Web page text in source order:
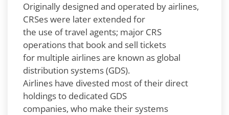
Originally designed and operated by airlines,
CRSes were later extended for
the use of travel agents; major CRS
operations that book and sell tickets
for multiple airlines are known as global
distribution systems (GDS).
Airlines have divested most of their direct
holdings to dedicated GDS
companies, who make their systems